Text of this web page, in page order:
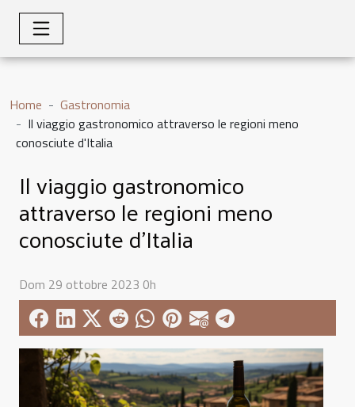
Home
Gastronomia
Il viaggio gastronomico attraverso le regioni meno
conosciute d'Italia
Il viaggio gastronomico
attraverso le regioni meno
conosciute d'Italia
Dom 29 ottobre 2023 0h